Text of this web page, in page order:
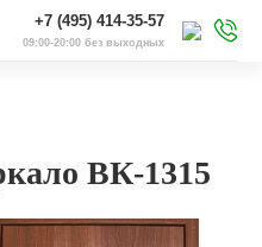
+7 (495) 414-35-57
09:00-20:00 без выходных
ВК-1315